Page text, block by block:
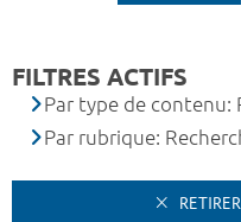
FILTRES ACTIFS
Par type de contenu:
Par rubrique: